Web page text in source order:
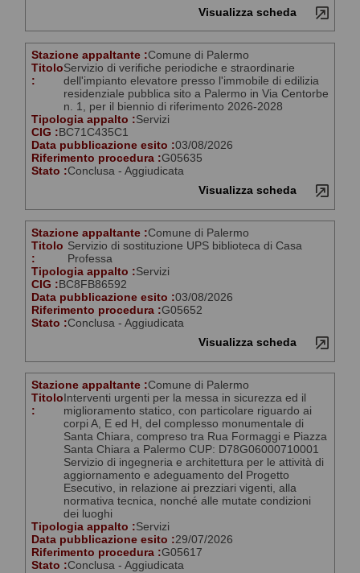
Visualizza scheda
Stazione appaltante :Comune di Palermo
Titolo
:
Servizio di verifiche periodiche e straordinarie
dell'impianto elevatore presso l'immobile di edilizia
residenziale pubblica sito a Palermo in Via Centorbe
n. 1, per il biennio di riferimento 2026-2028
Tipologia appalto :Servizi
CIG : BC71C435C1
Data pubblicazione esito :03/08/2026
Riferimento procedura :G05635
Stato :Conclusa - Aggiudicata
Visualizza scheda
Stazione appaltante :Comune di Palermo
Titolo
:
Servizio di sostituzione UPS biblioteca di Casa
Professa
Tipologia appalto :Servizi
CIG : BC8FB86592
Data pubblicazione esito :03/08/2026
Riferimento procedura :G05652
Stato :Conclusa - Aggiudicata
Visualizza scheda
Stazione appaltante :Comune di Palermo
Titolo
:
Interventi urgenti per la messa in sicurezza ed il
miglioramento statico, con particolare riguardo ai
corpi A, E ed H, del complesso monumentale di
Santa Chiara, compreso tra Rua Formaggi e Piazza
Santa Chiara a Palermo CUP: D78G06000710001
Servizio di ingegneria e architettura per le attività di
aggiornamento e adeguamento del Progetto
Esecutivo, in relazione ai prezziari vigenti, alla
normativa tecnica, nonché alle mutate condizioni
dei luoghi
Tipologia appalto :Servizi
Data pubblicazione esito :29/07/2026
Riferimento procedura :G05617
Stato :Conclusa - Aggiudicata